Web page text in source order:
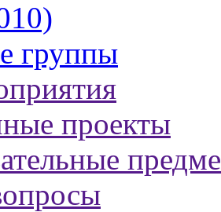
группы
проекты